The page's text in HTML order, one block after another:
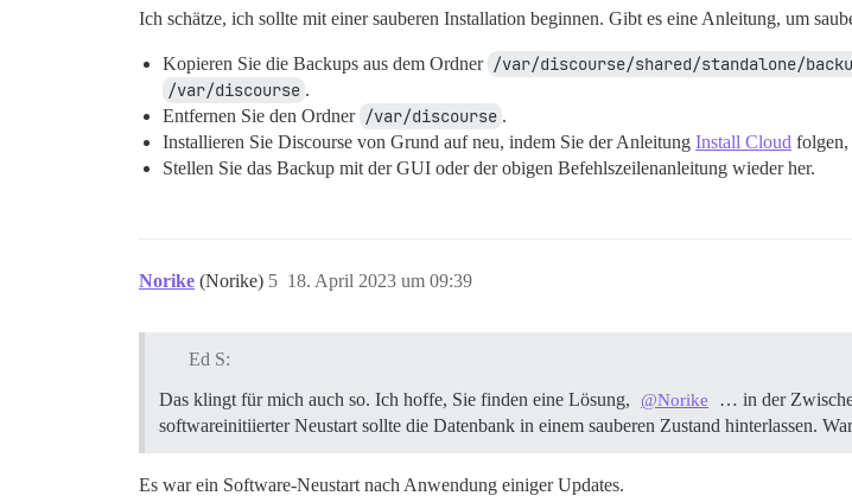
Ich schätze, ich sollte mit einer sauberen Installation beginnen. Gibt es eine Anleitung, um
Kopieren Sie die Backups aus dem Ordner /var/discourse/shared/standalone/
/var/discourse .
Entfernen Sie den Ordner /var/discourse .
Installieren Sie Discourse von Grund auf neu, indem Sie der Anleitung Install Cloud folgen,
Stellen Sie das Backup mit der GUI oder der obigen Befehlszeilenanleitung wieder her.
Norike (Norike) 18. April 2023 um 09:39
5
Ed S:
Das klingt für mich auch so. Ich hoffe, Sie finden eine Lösung,
@Norike
… in der
softwareinitiierter Neustart sollte die Datenbank in einem sauberen Zustand hinterlassen.
Es war ein Software-Neustart nach Anwendung einiger Updates.